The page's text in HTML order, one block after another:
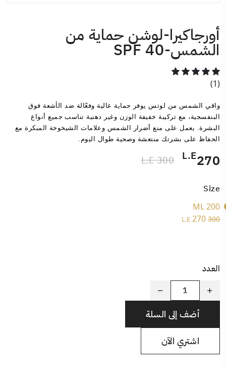
أورجاكيرا-لوشن حماية من
الشمس-SPF 40
(1)
واقي الشمس من لوتس يوفر حماية عالية وفعّالة ضد الأشعة فوق
الحفاظ على بشرتك منتعشة وصحية طوال اليوم.
270
L.E
300 L.E
Size
200 ML
L.E 270 300
العدد
أضف إلى السلة
اشتري الآن